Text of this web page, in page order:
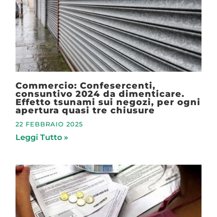
Commercio: Confesercenti,
consuntivo 2024 da dimenticare.
Effetto tsunami sui negozi, per ogni
apertura quasi tre chiusure
22 FEBBRAIO 2025
Leggi Tutto »